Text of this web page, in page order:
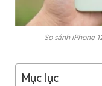
So sánh iPhone
Mục lục